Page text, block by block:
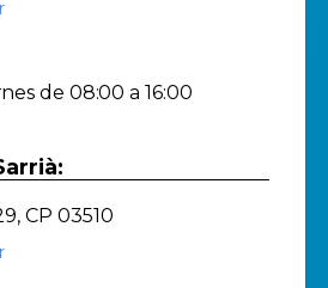
de 08:00 a 16:00
CP 03510